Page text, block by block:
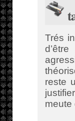
Trés
reste